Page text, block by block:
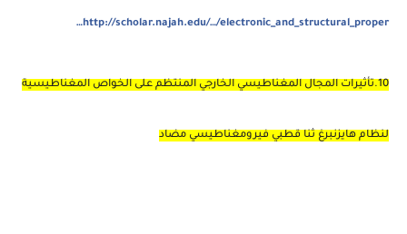
http://scholar.najah.edu/…/electronic_and_structural_proper…
10.تأثيرات المجال المغناطيسي الخارجي المنتظم على الخواص المغناطيسية
لنظام هايزنبرغ ثنا قطبي فيرومغناطيسي مضاد